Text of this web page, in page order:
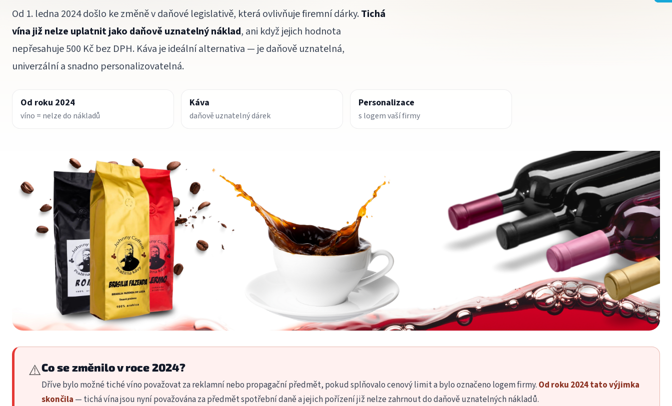
Od 1. ledna 2024 došlo ke změně v daňové legislativě, která ovlivňuje firemní dárky.Tichá
vína již nelze uplatnit jako daňově uznatelný náklad, ani když jejich hodnota
nepřesahuje 500 Kč bez DPH. Káva je ideální alternativa — je daňově uznatelná,
univerzální a snadno personalizovatelná.
Od roku 2024
víno = nelze do nákladů
Káva
daňově uznatelný dárek
Personalizace
s logem vaší firmy
⚠️Co se změnilo v roce 2024?
Dříve bylo možné tiché víno považovat za reklamní nebo propagační předmět, pokud splňovalo cenový limit a bylo označeno logem firmy. Od roku 2024 tato výjimka
skončila — tichá vína jsou nyní považována za předmět spotřební daně a jejich pořízení již nelze zahrnout do daňově uznatelných nákladů.